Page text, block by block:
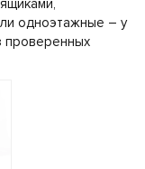
одноэтажные – у
проверенных